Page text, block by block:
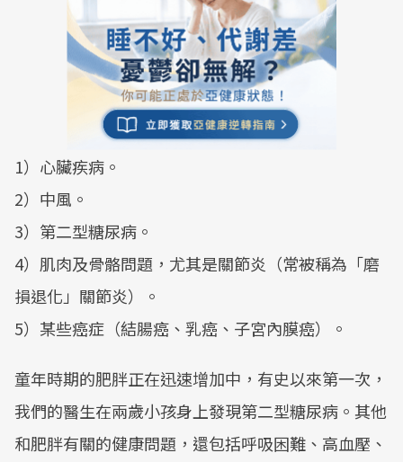
1）心臟疾病。
2）中風。
3）第二型糖尿病。
4）肌肉及骨骼問題，尤其是關節炎（常被稱為「磨
損退化」關節炎）。
5）某些癌症（結腸癌、乳癌、子宮內膜癌）。
童年時期的肥胖正在迅速增加中，有史以來第一次，
我們的醫生在兩歲小孩身上發現第二型糖尿病。其他
和肥胖有關的健康問題，還包括呼吸困難、高血壓、